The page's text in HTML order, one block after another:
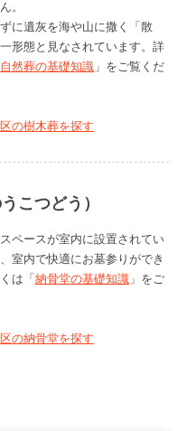
。
に遺灰を海や山に撒く「散
形態と見なされています。詳
然葬の基礎知識 」をご覧くだ
の樹木葬を探す
こつどう）
ペースが室内に設置されてい
室内で快適にお墓参りができ
は「納骨堂の基礎知識 」をご
の納骨堂を探す